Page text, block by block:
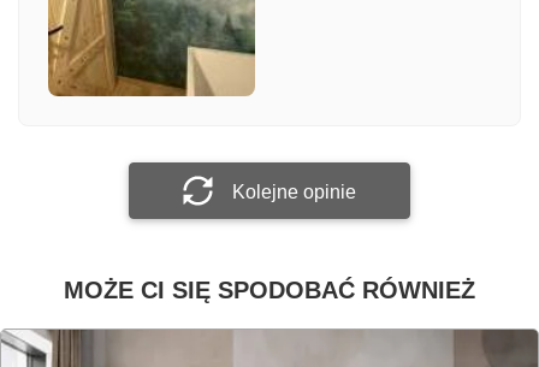
Załącz zdjęcie
Kolejne opinie
MOŻE CI SIĘ SPODOBAĆ RÓWNIEŻ